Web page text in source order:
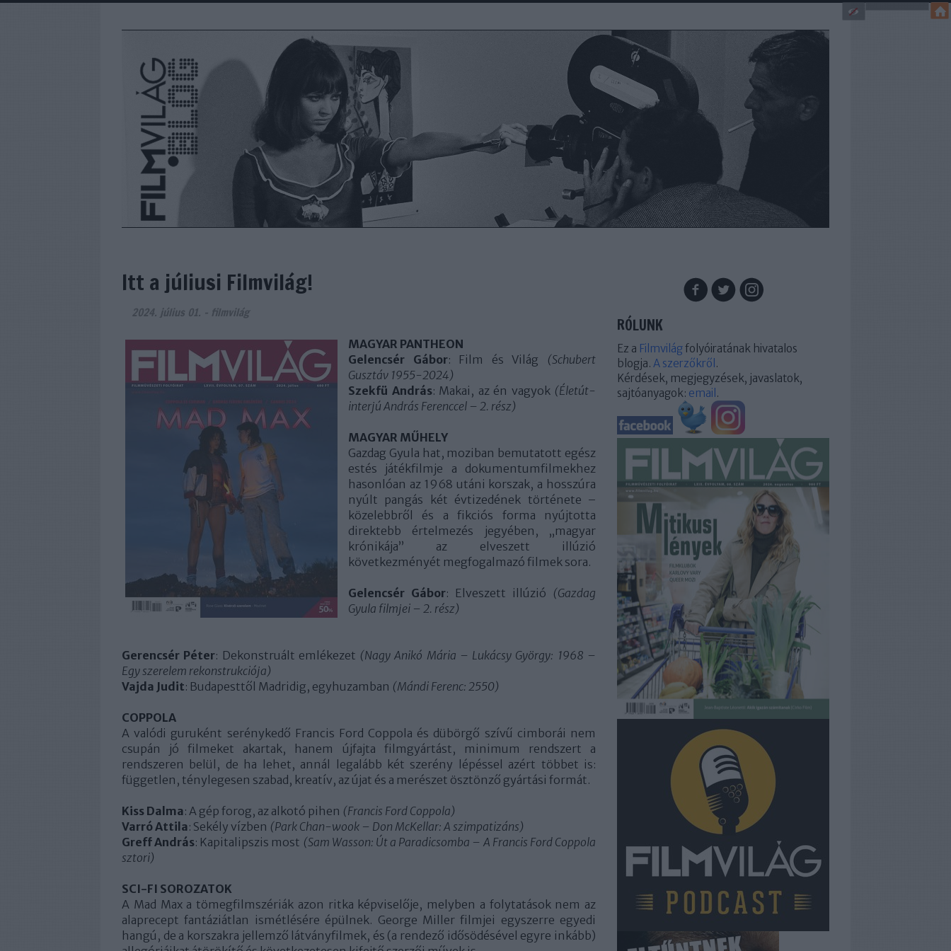
Itt a júliusi Filmvilág!
2024. július 01. - filmvilág
MAGYAR PANTHEON
Gelencsér Gábor: Film és Világ (Schubert
Gusztáv 1955-2024)
Szekfü András: Makai, az én vagyok (Életút-
interjú András Ferenccel – 2. rész)
MAGYAR MŰHELY
Gazdag Gyula hat, moziban bemutatott egész
estés játékfilmje a dokumentumfilmekhez
hasonlóan az 1968 utáni korszak, a hosszúra
nyúlt pangás két évtizedének története –
közelebbről és a fikciós forma nyújtotta
direktebb értelmezés jegyében, „magyar
krónikája” az elveszett illúzió
következményét megfogalmazó filmek sora.
Gelencsér Gábor: Elveszett illúzió (Gazdag
Gyula filmjei – 2. rész)
Gerencsér Péter: Dekonstruált emlékezet (Nagy Anikó Mária – Lukácsy György: 1968 –
Egy szerelem rekonstrukciója)
Vajda Judit: Budapesttől Madridig, egyhuzamban (Mándi Ferenc: 2550)
COPPOLA
A valódi guruként serénykedő Francis Ford Coppola és dübörgő szívű cimborái nem
csupán jó filmeket akartak, hanem újfajta filmgyártást, minimum rendszert a
rendszeren belül, de ha lehet, annál legalább két szerény lépéssel azért többet is:
független, ténylegesen szabad, kreatív, az újat és a merészet ösztönző gyártási formát.
Kiss Dalma: A gép forog, az alkotó pihen (Francis Ford Coppola)
Varró Attila: Sekély vízben (Park Chan-wook – Don McKellar: A szimpatizáns)
Greff András: Kapitalipszis most (Sam Wasson: Út a Paradicsomba – A Francis Ford Coppola
sztori)
SCI-FI SOROZATOK
A Mad Max a tömegfilmszériák azon ritka képviselője, melyben a folytatások nem az
alaprecept fantáziátlan ismétlésére épülnek. George Miller filmjei egyszerre egyedi
hangú, de a korszakra jellemző látványfilmek, és (a rendező idősödésével egyre inkább)
RÓLUNK
Ez a Filmvilágfolyóiratának hivatalos
blogja. A szerzőkről .
Kérdések, megjegyzések, javaslatok,
sajtóanyagok: email .